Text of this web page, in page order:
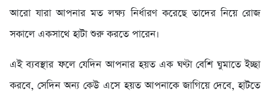
আরো যারা আপনার মত লক্ষ্য নির্ধারণ করেছে তাদের নিয়ে রোজ
সকালে একসাথে হাটা শুরু করতে পারেন।
এই ব্যবস্থার ফলে যেদিন আপনার হয়ত এক ঘণ্টা বেশি ঘুমাতে ইচ্ছা
করবে, সেদিন অন্য কেউ এসে হয়ত আপনাকে জাগিয়ে দেবে, হাটতে